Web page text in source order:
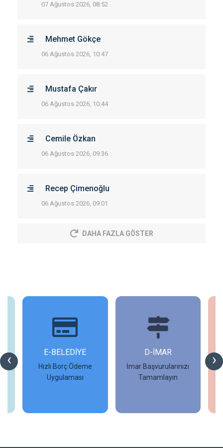
07 Ağustos 2026, 08:52
Mehmet Gökçe
06 Ağustos 2026, 10:47
Mustafa Çakır
06 Ağustos 2026, 10:44
Cemile Özkan
06 Ağustos 2026, 09:36
Recep Çimenoğlu
06 Ağustos 2026, 09:01
DAHA FAZLA GÖSTER
‹ ›
E-BELEDİYE
Hızlı Borç Ödeme
Uygulaması
D-İMAR
İmar Başvurularınızı
Tamamlayın